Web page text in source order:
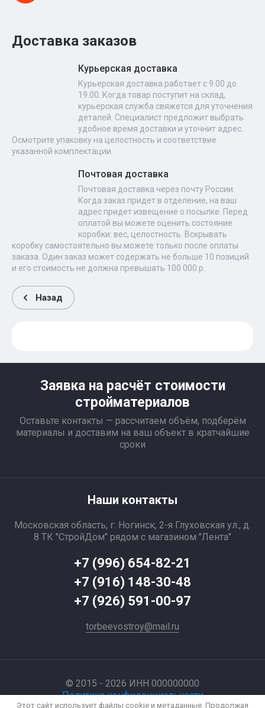
Доставка заказов
Курьерская доставка
Курьерская доставка работает с 9.00 до
19.00. Когда товар поступит на склад,
курьерская служба свяжется для уточнения
деталей. Специалист предложит выбрать
удобное время доставки и уточнит адрес.
Осмотрите упаковку на целостность и соответствие
указанной комплектации.
Почтовая доставка
Почтовая доставка через почту России.
Когда заказ придет в отделение, на ваш
адрес придет извещение о посылке. Перед
оплатой вы можете оценить состояние
коробки: вес, целостность. Вскрывать
коробку самостоятельно вы можете только после оплаты
заказа. Один заказ может содержать не больше 10 позиций
и его стоимость не должна превышать 100 000 р.
Назад
Заявка на расчёт стоимости
стройматериалов
Оставьте контакты — рассчитаем объём, подберём
материалы и доставим на ваш объект в кратчайшие
сроки
Наши контакты
Московская область, г. Ногинск, 2-я Глуховская ул., д.
8 ТК "СтройДом" рядом с магазином "Лента"
+7 (996) 654-82-21
+7 (916) 148-30-48
+7 (926) 591-00-97
torbeevostroy@mail.ru
© 2015 - 2026 ИНН 000000000
Политика конфиденциальности
Этот сайт использует файлы cookie и метаданные. Продолжая